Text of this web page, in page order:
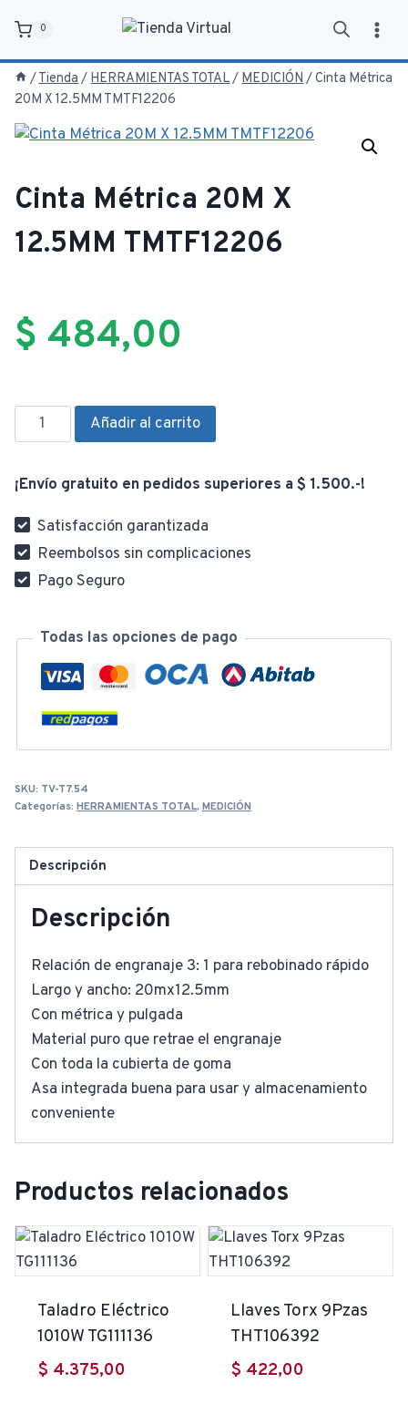
contenido
0
/Tienda / HERRAMIENTAS TOTAL/ MEDICIÓN /Cinta Métrica
20M X 12.5MM TMTF12206
Cinta Métrica 20M X
12.5MM TMTF12206
$ 484,00
Cinta
Métrica
X
12.5MM
TMTF12206
cantidad
Añadir al carrito
¡Envío gratuito en pedidos superiores a $ 1.500.-!
Satisfacción garantizada
Reembolsos sin complicaciones
Pago Seguro
Todas las opciones de pago
SKU: TV-T7.54
Categorías: HERRAMIENTAS TOTAL, MEDICIÓN
Descripción
Descripción
Relación de engranaje 3: 1 para rebobinado rápido
Largo y ancho: 20mx12.5mm
Con métrica y pulgada
Material puro que retrae el engranaje
Con toda la cubierta de goma
Asa integrada buena para usar y almacenamiento
conveniente
Productos relacionados
Taladro Eléctrico
1010W TG111136
$ 4.375,00
Llaves Torx 9Pzas
THT106392
$ 422,00